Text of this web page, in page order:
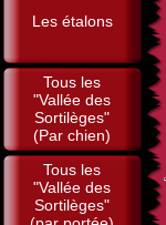
Les étalons
Tous les
"Vallée des
Sortilèges"
(Par chien)
Tous les
"Vallée des
Sortilèges"